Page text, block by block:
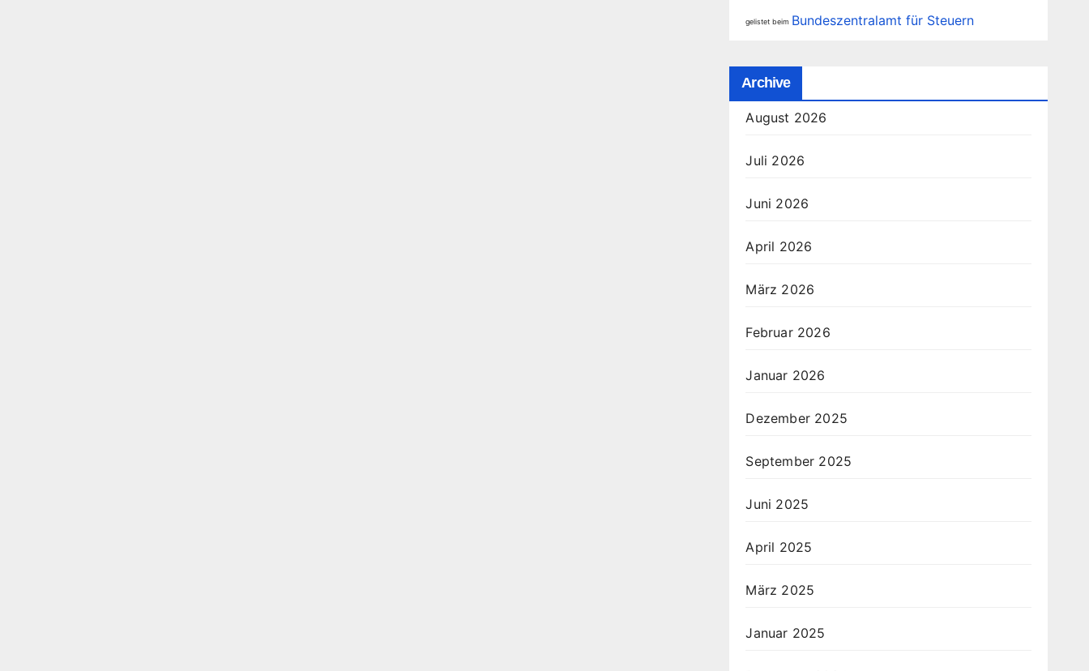
gelistet beim Bundeszentralamt für Steuern
Archive
August 2026
Juli 2026
Juni 2026
April 2026
März 2026
Februar 2026
Januar 2026
Dezember 2025
September 2025
Juni 2025
April 2025
März 2025
Januar 2025